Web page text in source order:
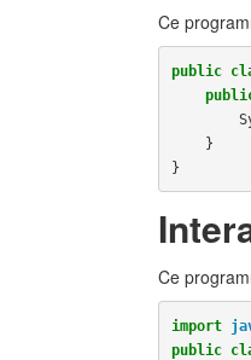
Ce
public
}
}
Ce
import
public